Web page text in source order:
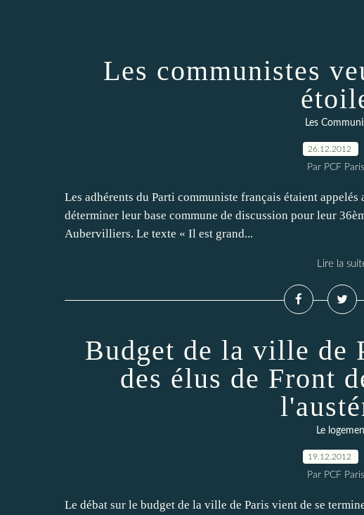
Les communistes
Les
26.12.2012
Par PCF
Les adhérents du Parti communiste français étaient
déterminer leur base commune de discussion pour leur
Aubervilliers. Le texte « Il est grand...
Lire la
Budget de la ville de
des élus de Front
Le
19.12.2012
Par PCF
Le débat sur le budget de la ville de Paris vient de se